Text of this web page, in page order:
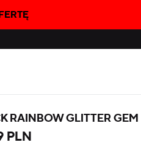
RAINBOW GLITTER GEM
PLN